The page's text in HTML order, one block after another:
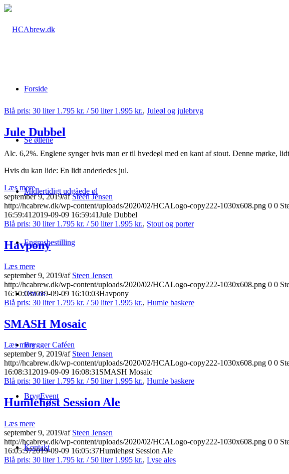
Forside
Se øllene
Midlertidigt udgåede øl
Engrosbestilling
Om os
Brygger Caféen
BrygEvent
Kontakt
Blå pris: 30 liter 1.795 kr. / 50 liter 1.995 kr., Juleøl og julebryg
Jule Dubbel
Alc. 6,2%. Englene synger hvis man er til hvedeøl med en kant af stout. Denne mørke,
Hvis du kan lide: En lidt anderledes jul.
Læs mere
september 9, 2019/afSteen Jensen
http://hcabrew.dk/wp-content/uploads/2020/02/HCALogo-copy222-1030x608.png 0 0
16:59:41 2019-09-09 16:59:41Jule Dubbel
Blå pris: 30 liter 1.795 kr. / 50 liter 1.995 kr., Stout og porter
Havpony
Læs mere
september 9, 2019/af Steen Jensen
http://hcabrew.dk/wp-content/uploads/2020/02/HCALogo-copy222-1030x608.png 0 0
16:10:032019-09-09 16:10:03Havpony
Blå pris: 30 liter 1.795 kr. / 50 liter 1.995 kr., Humle baskere
SMASH Mosaic
Læs mere
september 9, 2019/af Steen Jensen
http://hcabrew.dk/wp-content/uploads/2020/02/HCALogo-copy222-1030x608.png 0 0
16:08:312019-09-09 16:08:31SMASH Mosaic
Blå pris: 30 liter 1.795 kr. / 50 liter 1.995 kr., Humle baskere
Humlehøst Session Ale
Læs mere
september 9, 2019/af Steen Jensen
http://hcabrew.dk/wp-content/uploads/2020/02/HCALogo-copy222-1030x608.png 0 0
16:05:372019-09-09 16:05:37Humlehøst Session Ale
Blå pris: 30 liter 1.795 kr. / 50 liter 1.995 kr., Lyse ales